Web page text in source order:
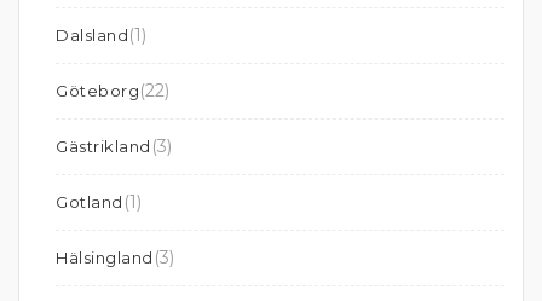
Dalsland(1)
Göteborg(22)
Gästrikland (3)
Gotland (1)
Hälsingland (3)